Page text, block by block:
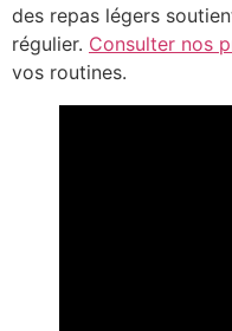
des repas légers
régulier. Consulter nos
vos routines.